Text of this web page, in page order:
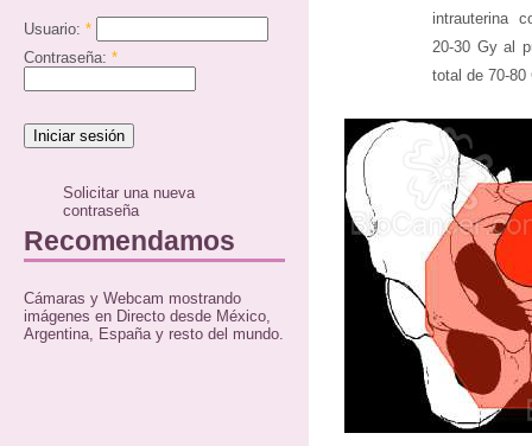
Usuario: *
Contraseña: *
Solicitar una nueva
contraseña
Recomendamos
Cámaras y Webcam mostrando
imágenes en Directo desde México,
Argentina, España y resto del mundo.
intrauterina
20-30 Gy al
total de 70-80